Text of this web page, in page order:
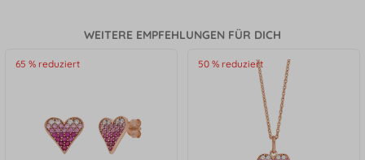
WEITERE EMPFEHLUNGEN FÜR DICH
65 % reduziert 50 % reduziert